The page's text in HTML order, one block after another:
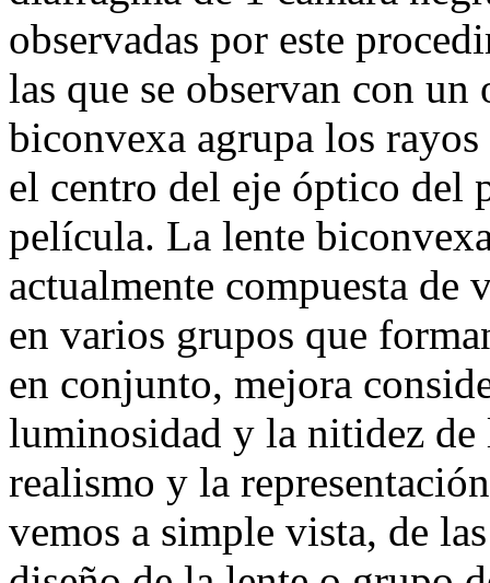
observadas por este
las que se observan con
biconvexa agrupa los rayos
el centro del eje óptico del
película. La lente
actualmente compuesta de
en varios grupos que
en conjunto, mejora
luminosidad y la nitidez de
realismo y la
vemos a simple vista, de